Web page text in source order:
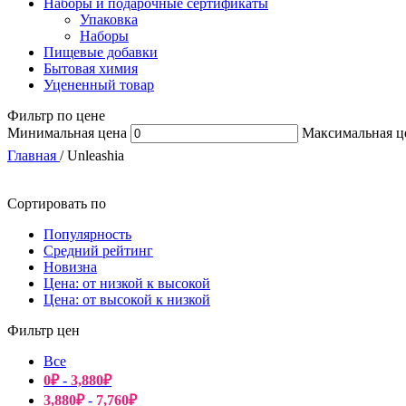
Упаковка
Наборы
Пищевые добавки
Бытовая химия
Уцененный товар
Фильтр по цене
Минимальная цена
Максимальная
Главная / Unleashia
Сортировать по
Популярность
Средний рейтинг
Новизна
Цена: от низкой к высокой
Цена: от высокой к низкой
Фильтр цен
Все
0₽- 3,880₽
3,880₽- 7,760₽